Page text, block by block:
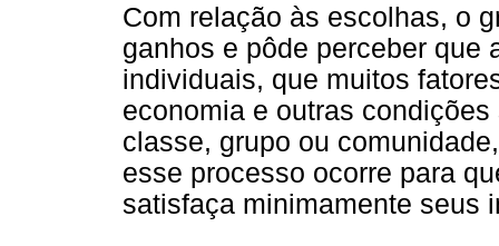
Com relação às escolhas, o
ganhos e pôde perceber que
individuais, que muitos
economia e outras
classe, grupo ou
esse processo ocorre para
satisfaça minimamente seus